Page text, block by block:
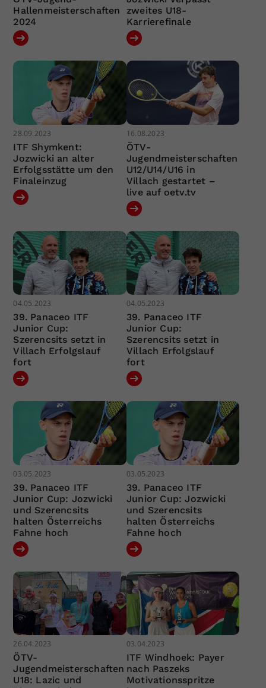
Hallenmeisterschaften
2024
zweites U18-
Karrierefinale
28.09.2023
ITF Shymkent:
Jozwicki an alter
Erfolgsstätte um den
Finaleinzug
16.08.2023
ÖTV-
Jugendmeisterschaften
U12/U14/U16 in
Villach gestartet –
live auf oetv.tv
04.05.2023
39. Panaceo ITF
Junior Cup:
Szerencsits setzt in
Villach Erfolgslauf
fort
04.05.2023
39. Panaceo ITF
Junior Cup:
Szerencsits setzt in
Villach Erfolgslauf
fort
03.05.2023
39. Panaceo ITF
Junior Cup: Jozwicki
und Szerencsits
halten Österreichs
Fahne hoch
03.05.2023
39. Panaceo ITF
Junior Cup: Jozwicki
und Szerencsits
halten Österreichs
Fahne hoch
26.04.2023
ÖTV-
Jugendmeisterschaften
U18: Lazic und
03.04.2023
ITF Windhoek: Payer
nach Paszeks
Motivationsspritze